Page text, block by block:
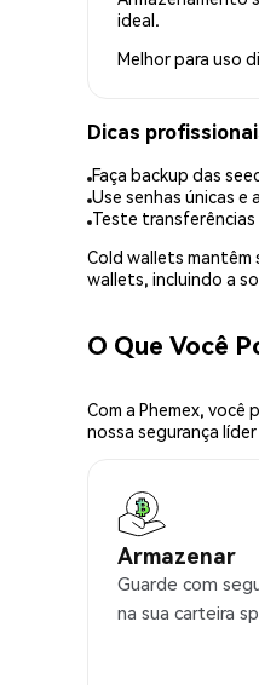
ideal.
Melhor para uso
Dicas
Faça backup das
Use senhas únicas
Teste
Cold wallets mantêm
wallets, incluindo a
O Que Você
Com a Phemex,
nossa segurança
Armazenar
Guarde com
na sua carteira